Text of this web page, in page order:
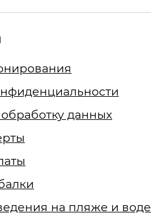
данных
на пляже и воде